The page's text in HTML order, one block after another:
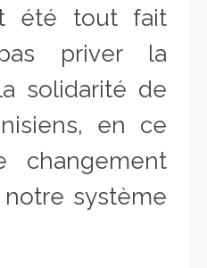
été tout fait
priver la
solidarité de
en ce
changement
système